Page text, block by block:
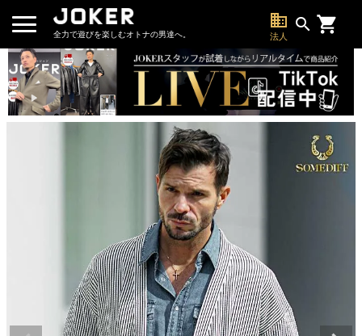
全力で遊びを楽しむオトナの男達へ。
business
法人
search